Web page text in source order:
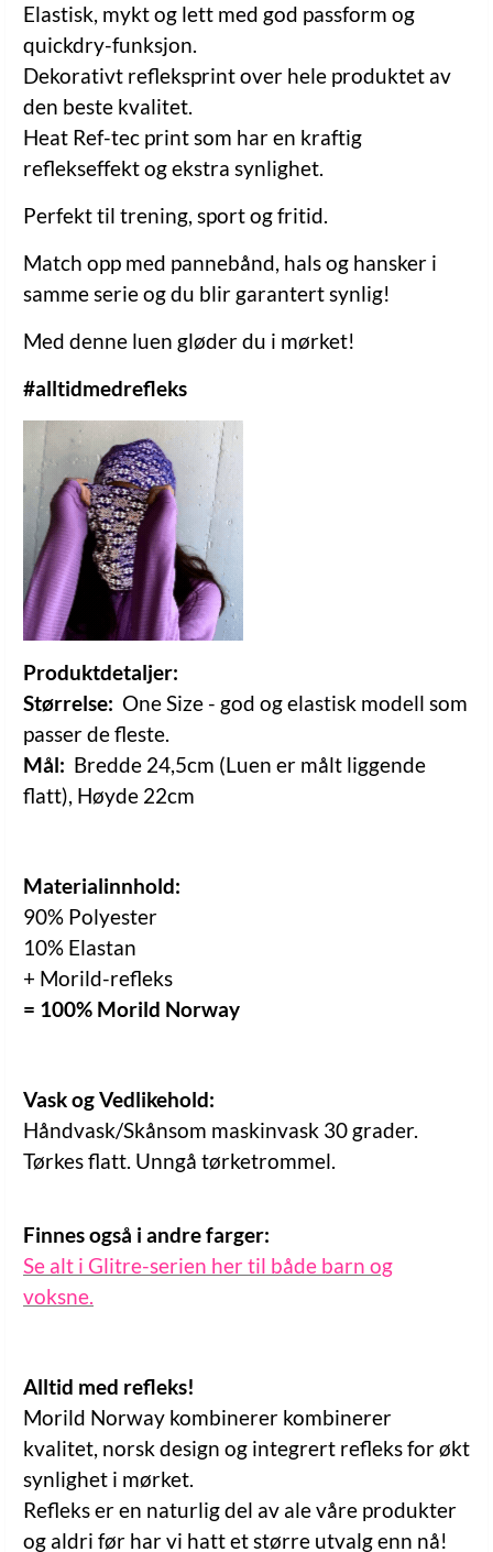
Elastisk, mykt og lett med god passform og
quickdry-funksjon.
Dekorativt refleksprint over hele produktet av
den beste kvalitet.
Heat Ref-tec print som har en kraftig
reflekseffekt og ekstra synlighet.
Perfekt til trening, sport og fritid.
Match opp med pannebånd, hals og hansker i
samme serie og du blir garantert synlig!
Med denne luen gløder du i mørket!
#alltidmedrefleks
Produktdetaljer:
Størrelse: One Size - god og elastisk modell som
passer de fleste.
Mål: Bredde 24,5cm (Luen er målt liggende
flatt), Høyde 22cm
Materialinnhold:
90% Polyester
10% Elastan
+ Morild-refleks
= 100% Morild Norway
Vask og Vedlikehold:
Håndvask/Skånsom maskinvask 30 grader.
Tørkes flatt. Unngå tørketrommel.
Finnes også i andre farger:
Se alt i Glitre-serien her til både barn og
voksne.
Alltid med refleks!
Morild Norway kombinerer kombinerer
kvalitet, norsk design og integrert refleks for økt
synlighet i mørket.
Refleks er en naturlig del av ale våre produkter
og aldri før har vi hatt et større utvalg enn nå!